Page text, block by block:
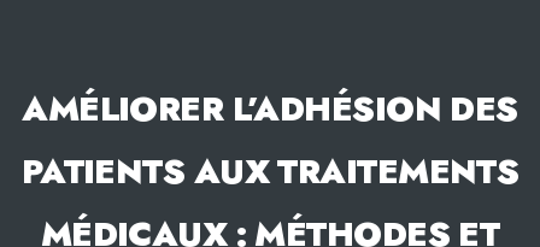
AMÉLIORER L’ADHÉSION DES
PATIENTS AUX TRAITEMENTS
MÉDICAUX : MÉTHODES ET